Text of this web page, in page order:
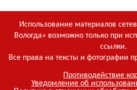
Использование материалов
Вологда» возможно только при
ссылки.
Все права на тексты и фотографии
Противодействие
Уведомление об